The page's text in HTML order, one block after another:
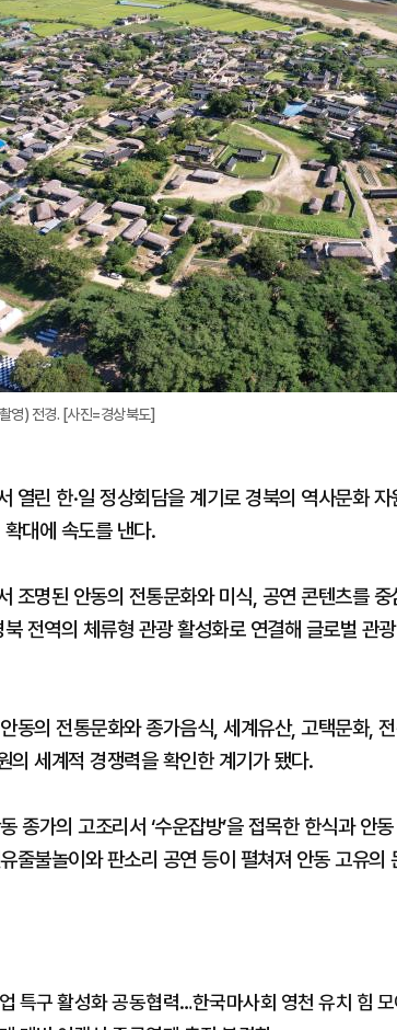
영) 전경. [사진=경상북도]
열린 한·일 정상회담을 계기로 경북의 역사문화
대에 속도를 낸다.
조명된 안동의 전통문화와 미식, 공연 콘텐츠를
전역의 체류형 관광 활성화로 연결해 글로벌 관
동의 전통문화와 종가음식, 세계유산, 고택문화,
의 세계적 경쟁력을 확인한 계기가 됐다.
종가의 고조리서 ‘수운잡방’을 접목한 한식과 안
줄불놀이와 판소리 공연 등이 펼쳐져 안동 고유의
특구 활성화 공동협력…한국마사회 영천 유치 힘